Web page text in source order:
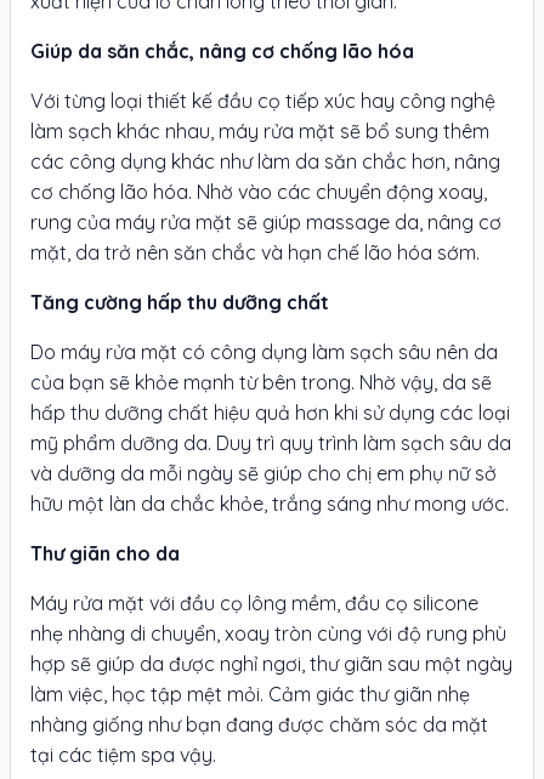
Giúp da săn chắc, nâng cơ chống lão hóa
Với từng loại thiết kế đầu cọ tiếp xúc hay công nghệ
làm sạch khác nhau, máy rửa mặt sẽ bổ sung thêm
các công dụng khác như làm da săn chắc hơn, nâng
cơ chống lão hóa. Nhờ vào các chuyển động xoay,
rung của máy rửa mặt sẽ giúp massage da, nâng cơ
mặt, da trở nên săn chắc và hạn chế lão hóa sớm.
Tăng cường hấp thu dưỡng chất
Do máy rửa mặt có công dụng làm sạch sâu nên da
của bạn sẽ khỏe mạnh từ bên trong. Nhờ vậy, da sẽ
hấp thu dưỡng chất hiệu quả hơn khi sử dụng các loại
mỹ phẩm dưỡng da. Duy trì quy trình làm sạch sâu da
và dưỡng da mỗi ngày sẽ giúp cho chị em phụ nữ sở
hữu một làn da chắc khỏe, trắng sáng như mong ước.
Thư giãn cho da
Máy rửa mặt với đầu cọ lông mềm, đầu cọ silicone
nhẹ nhàng di chuyển, xoay tròn cùng với độ rung phù
hợp sẽ giúp da được nghỉ ngơi, thư giãn sau một ngày
làm việc, học tập mệt mỏi. Cảm giác thư giãn nhẹ
nhàng giống như bạn đang được chăm sóc da mặt
tại các tiệm spa vậy.